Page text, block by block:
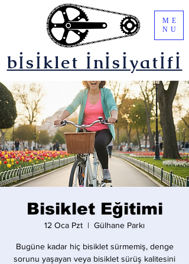
bİsİklet İnİsİyatİfİ
ME
NU
Bisiklet Eğitimi
12 Oca Pzt
  |
Gülhane Parkı
Bugüne kadar hiç bisiklet sürmemiş, denge
sorunu yaşayan veya bisiklet sürüş kalitesini